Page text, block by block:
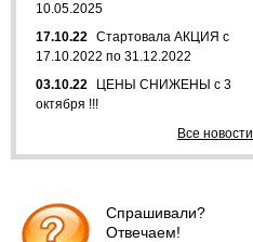
10.05.2025
17.10.22 Стартовала АКЦИЯ с
17.10.2022 по 31.12.2022
03.10.22
ЦЕНЫ СНИЖЕНЫ с 3
октября !!!
Все новости
Спрашивали?
Отвечаем!